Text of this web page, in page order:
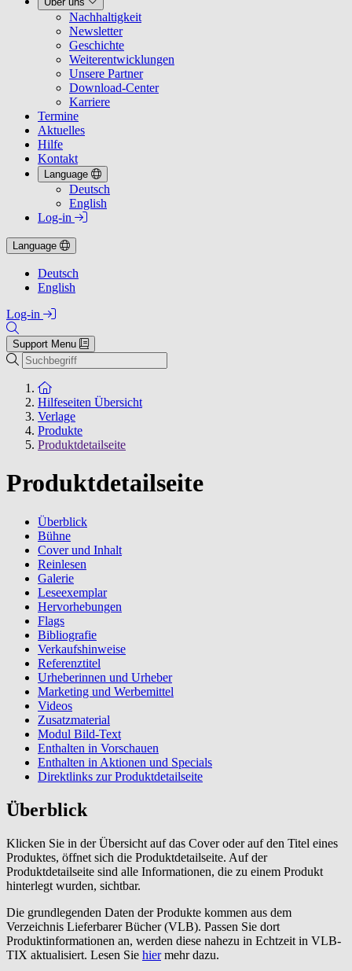
Nachhaltigkeit
Newsletter
Geschichte
Weiterentwicklungen
Unsere Partner
Download-Center
Karriere
Termine
Aktuelles
Hilfe
Kontakt
Language
Deutsch
English
Log-in
Language
Deutsch
English
Log-in
Support Menu
Suche
Zur Startseite
Hilfeseiten Übersicht
Verlage
Produkte
Produktdetailseite
Produktdetailseite
Überblick
Bühne
Cover und Inhalt
Reinlesen
Galerie
Leseexemplar
Hervorhebungen
Flags
Bibliografie
Verkaufshinweise
Referenztitel
Urheberinnen und Urheber
Marketing und Werbemittel
Videos
Zusatzmaterial
Modul Bild-Text
Enthalten in Vorschauen
Enthalten in Aktionen und Specials
Direktlinks zur Produktdetailseite
Überblick
Klicken Sie in der Übersicht auf das Cover oder auf den Titel eines
Produktes, öffnet sich die Produktdetailseite. Auf der
Produktdetailseite sind alle Informationen, die zu einem Produkt
hinterlegt wurden, sichtbar.
Die grundlegenden Daten der Produkte kommen aus dem
Verzeichnis Lieferbarer Bücher (VLB). Passen Sie dort
Produktinformationen an, werden diese nahezu in Echtzeit in VLB-
TIX aktualisiert. Lesen Sie hiermehr dazu.